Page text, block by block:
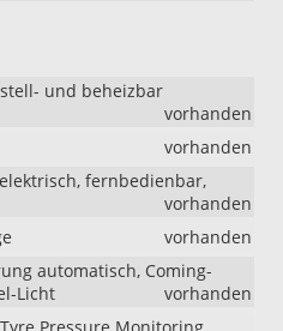
und beheizbar
vorhanden
vorhanden
fernbedienbar,
vorhanden
vorhanden
automatisch, Coming-
Licht
vorhanden
Pressure Monitoring